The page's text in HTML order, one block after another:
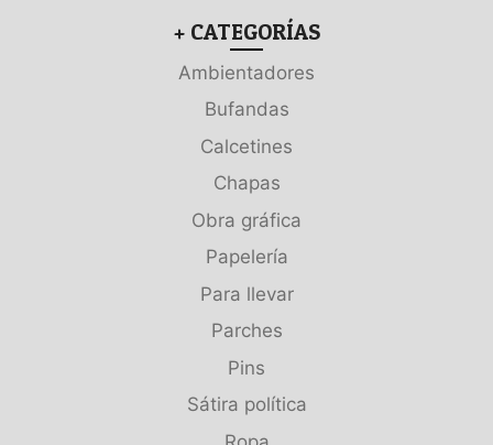
+ CATEGORÍAS
Ambientadores
Bufandas
Calcetines
Chapas
Obra gráfica
Papelería
Para llevar
Parches
Pins
Sátira política